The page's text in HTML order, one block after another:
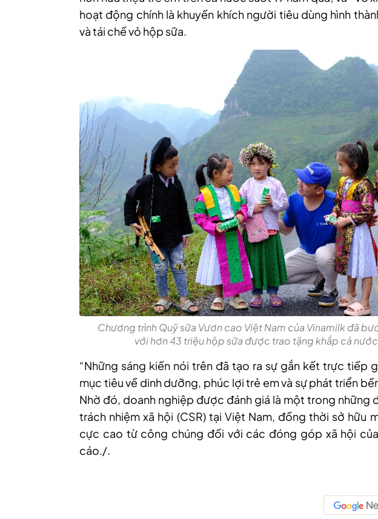
hoạt động chính là khuyến khích người tiêu dùng hình
và tái chế vỏ hộp sữa.
Chương trình Quỹ sữa Vươn cao Việt Nam của Vinamilk đã
với hơn 43 triệu hộp sữa được trao tặng khắp cả nước
“Những sáng kiến nói trên đã tạo ra sự gắn kết trực tiếp
mục tiêu về dinh dưỡng, phúc lợi trẻ em và sự phát triển
Nhờ đó, doanh nghiệp được đánh giá là một trong những
trách nhiệm xã hội (CSR) tại Việt Nam, đồng thời sở hữu
cực cao từ công chúng đối với các đóng góp xã hội
cáo./.